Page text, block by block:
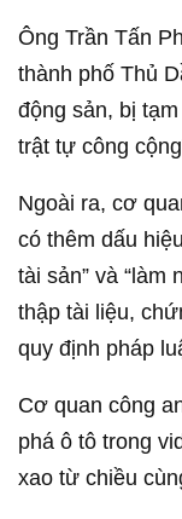
Ông Trần Tấn
thành phố Thủ
động sản, bị
trật tự công
Ngoài ra, cơ
có thêm dấu
tài sản” và “làm
thập tài liệu,
quy định pháp
Cơ quan công
phá ô tô trong
xao từ chiều